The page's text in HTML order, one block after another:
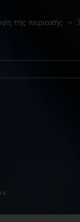
της περιοχής